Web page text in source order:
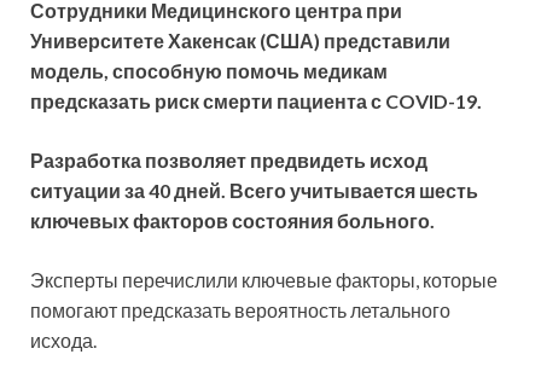
Сотрудники Медицинского центра при
Университете Хакенсак (США) представили
модель, способную помочь медикам
предсказать риск смерти пациента с COVID-19.
Разработка позволяет предвидеть исход
ситуации за 40 дней. Всего учитывается шесть
ключевых факторов состояниябольного.
Эксперты перечислили ключевые факторы, которые
помогают предсказать вероятность летального
исхода.